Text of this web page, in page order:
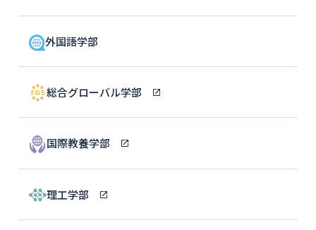
外国語学部
総合グローバル学部
国際教養学部
理工学部